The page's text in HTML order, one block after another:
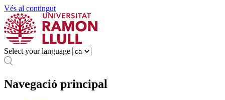
Vés al contingut
Select your language
Navegació principal